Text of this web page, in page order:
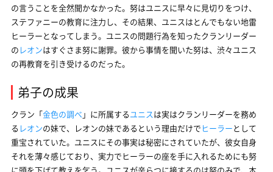
の言うことを全然聞かなかった。努はユニスに早々に見切りをつけ、
ステファニーの教育に注力し、その結果、ユニスはとんでもない地雷
ヒーラーとなってしまう。ユニスの問題行為を知ったクランリーダー
の レオンはすぐさま努に謝罪。彼から事情を聞いた努は、渋々ユニス
の再教育を引き受けるのだった。
弟子の成果
クラン「金色の調べ 」に所属するユニスは実はクランリーダーを務め
る レオンの妹で、レオンの妹であるという理由だけで ヒーラーとして
重宝されていた。ユニスにその事実は秘密にされていたが、彼女自身
それを薄々感じており、実力でヒーラーの座を手に入れるためにも努